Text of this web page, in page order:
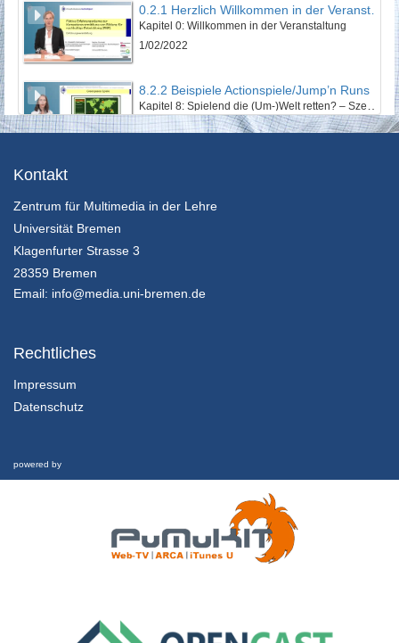
0.2.1 Herzlich Willkommen in der Veranstaltung!
Kapitel 0: Willkommen in der Veranstaltung
1/02/2022
8.2.2 Beispiele Actionspiele/Jump’n Runs
24/01/2022
24/01/2022
Kontakt
Zentrum für Multimedia in der Lehre
Universität Bremen
Klagenfurter Strasse 3
28359 Bremen
Email: info@media.uni-bremen.de
Rechtliches
Impressum
Datenschutz
powered by